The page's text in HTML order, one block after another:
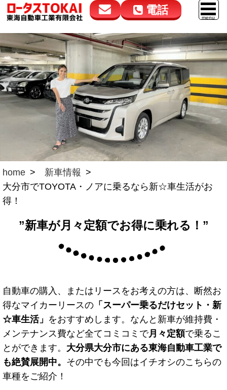
電話
花高松本店
050-5264-4432
9:00～18:00
大在店
050-5264-4433
9:00～18:00
マイカーリース
車販売
スマイル車検
鈑金・塗装
自動車保険
ロードサービス
レンタカー
home
新車情報
大分市でTOYOTA・ノアに乗るなら新☆車生活がお
得！
”新車が月々定額でお得に乗れる！”
自動車の購入、またはリースをお考えの方は、断然お
得なマイカーリースの 「スーパー乗るだけセット・新
☆車生活」 をおすすめします。なんと新車が維持費・
メンテナンス費など全てコミコミで月々定額で乗るこ
とができます。 大分県大分市にある東海自動車工業で
も絶賛展開中。 その中でも今回はイチオシのこちらの
車種をご紹介！